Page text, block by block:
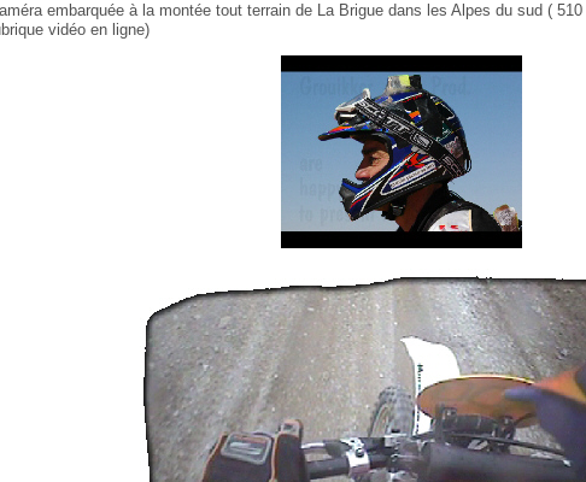
embarquée à la montée tout terrain de La Brigue dans les Alpes du sud (
vidéo en ligne)